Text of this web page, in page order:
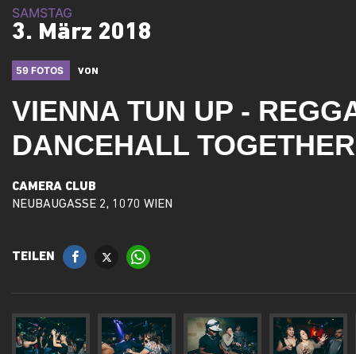
SAMSTAG
3. März 2018
59 FOTOS VON
VIENNA TUN UP -
DANCEHALL
CAMERA CLUB
NEUBAUGASSE 2, 1070 WIEN
TEILEN